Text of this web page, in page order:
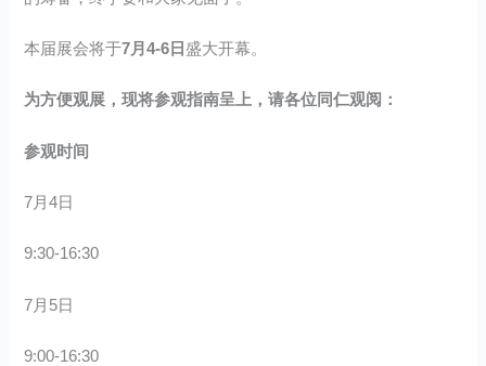
本届展会将于7月4-6日 盛大开幕。
为方便观展，现将参观指南呈上，请各位同仁观阅：
参观时间
7月4日
9:30-16:30
7月5日
9:00-16:30